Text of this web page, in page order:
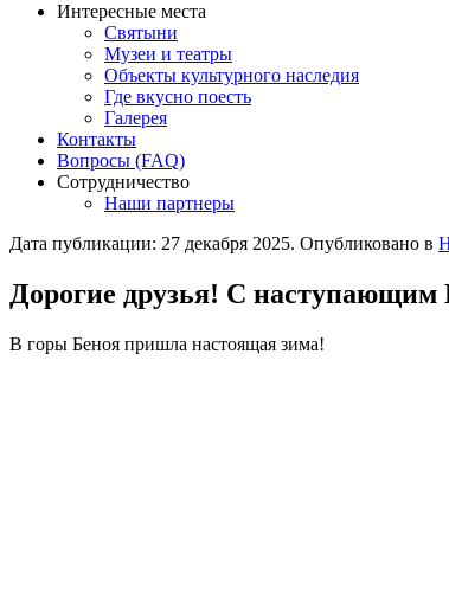
Интересные места
Святыни
Музеи и театры
Объекты культурного наследия
Где вкусно поесть
Галерея
Контакты
Вопросы (FAQ)
Сотрудничество
Наши партнеры
Дата публикации: 27 декабря 2025. Опубликовано в
Дорогие друзья! С
В горы Беноя пришла настоящая зима!